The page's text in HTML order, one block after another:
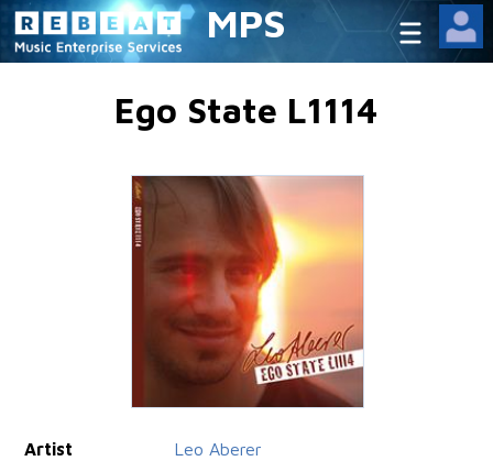
MPS
Ego State L1114
Artist
Leo Aberer